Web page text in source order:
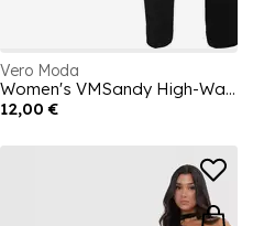
Vero Moda
Women's VMSandy High-Waisted Tapered Trousers
12,00 €